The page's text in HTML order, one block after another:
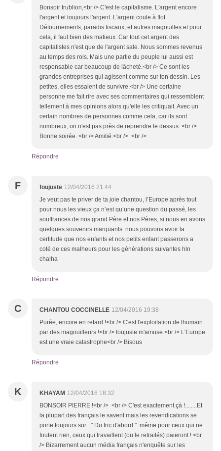
Bonsoir trublion,<br /> C'est le capitalisme. L'argent encore
l'argent et toujours l'argent. L'argent coule à flot.
Détournements, paradis fiscaux, et autres magouilles et pour
cela, il faut bien des mafieux. Car tout cet argent des
capitalistes n'est que de l'argent sale. Nous sommes revenus
au temps des rois. Mais une partie du peuple lui aussi est
responsable car beaucoup de lâcheté.<br /> Ce sont les
grandes entreprises qui agissent comme sur ton dessin. Les
petites, elles essaient de survivre.<br /> Une certaine
personne me fait rire avec ses commentaires qui ressemblent
tellement à mes opinions alors qu'elle les critiquait. Avec un
certain nombres de personnes comme cela, car ils sont
nombreux, on n'est pas près de reprendre le dessus. <br />
Bonne soirée. <br /> Amitié.<br /> <br />
Répondre
F foujuste 12/04/2016 21:44
Je veut pas te priver de ta joie chantou, l’Europe après tout
pour nous les vieux ça n’est qu’une question du passé, les
souffrances de nos grand Père et nos Pères, si nous en avons
quelques souvenirs marquants nous pouvons avoir la
certitude que nos enfants et nos petits enfant passerons a
coté de ces malheurs pour les générations suivantes hln
chalha
Répondre
C CHANTOU COCCINELLE 12/04/2016 19:38
Purée, encore en retard !<br /> C'est l'exploitation de lhumain
par des magouilleurs !<br /> foujuste m'amuse.<br /> L'Europe
est une vraie catastrophe<br /> Bisous
Répondre
K KHAYAM 12/04/2016 18:32
BONSOIR PIERRE !<br /> <br /> C'est exactement çà !........Et
la plupart des français le savent mais les revendications se
porte toujours sur : " Du fric d'abord " même pour ceux qui ne
foutent rien, ceux qui travaillent (ou le retraités) paieront ! <br
/> Bizarrement aucun média français n'enquête sur les